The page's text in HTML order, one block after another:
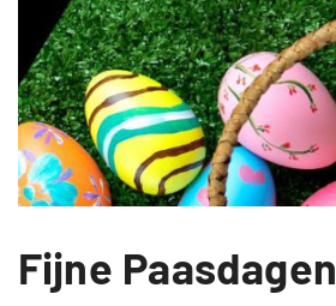
Fijne Paasdagen